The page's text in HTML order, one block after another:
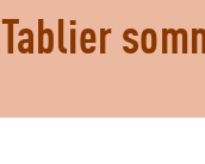
Tablier